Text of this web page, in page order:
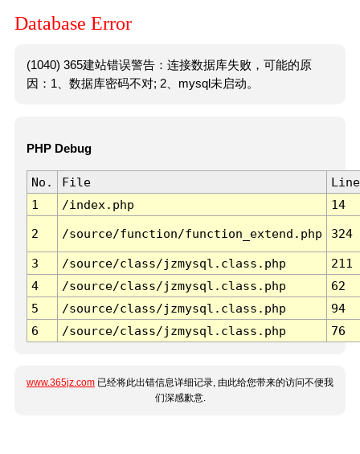
Database Error
(1040) 365建站错误警告：连接数据库失败，可能的原
因：1、数据库密码不对; 2、mysql未启动。
PHP Debug
No. File
Line
1
/index.php 14
2 /source/function/function_extend.php 324
3 /source/class/jzmysql.class.php
211
4
/source/class/jzmysql.class.php
62
5
/source/class/jzmysql.class.php
94
6
/source/class/jzmysql.class.php 76
www.365jz.com 已经将此出错信息详细记录, 由此给您带来的访问不便我
们深感歉意.